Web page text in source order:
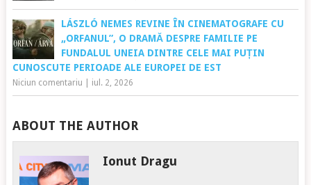
LÁSZLÓ NEMES REVINE ÎN CINEMATOGRAFE CU
„ORFANUL”, O DRAMĂ DESPRE FAMILIE PE
FUNDALUL UNEIA DINTRE CELE MAI PUȚIN
CUNOSCUTE PERIOADE ALE EUROPEI DE EST
Niciun comentariu iul. 2, 2026
ABOUT THE AUTHOR
Ionut Dragu